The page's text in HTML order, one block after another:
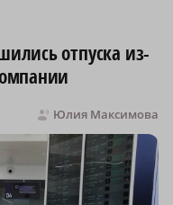
отпуска из-
Юлия Максимова